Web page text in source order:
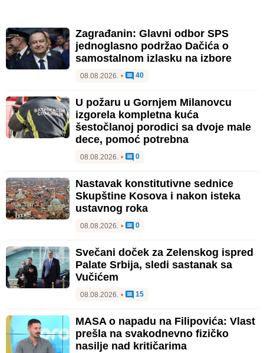
Zagrađanin: Glavni odbor SPS
jednoglasno podržao Dačića o
samostalnom izlasku na izbore
08.08.2026. • 40
U požaru u Gornjem Milanovcu
izgorela kompletna kuća
šestočlanoj porodici sa dvoje male
dece, pomoć potrebna
08.08.2026. • 0
Nastavak konstitutivne sednice
Skupštine Kosova i nakon isteka
ustavnog roka
08.08.2026. • 0
Svečani doček za Zelenskog ispred
Palate Srbija, sledi sastanak sa
Vučićem
08.08.2026. • 15
MASA o napadu na Filipovića: Vlast
prešla na svakodnevno fizičko
nasilje nad kritičarima